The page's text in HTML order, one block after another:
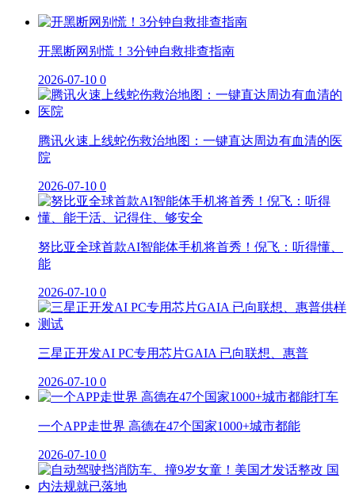
开黑断网别慌！3分钟自救排查指南
2026-07-10 0
腾讯火速上线蛇伤救治地图：一键直达周边有血清的医
院
2026-07-10 0
努比亚全球首款AI智能体手机将首秀！倪飞：听得懂、
能
2026-07-10 0
三星正开发AI PC专用芯片GAIA 已向联想、惠普
2026-07-10 0
一个APP走世界 高德在47个国家1000+城市都能
2026-07-10 0